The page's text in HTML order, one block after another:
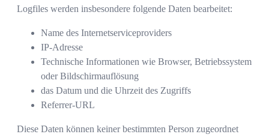
Logfiles werden insbesondere folgende Daten bearbeitet:
Name des Internetserviceproviders
IP-Adresse
Technische Informationen wie Browser, Betriebssystem
oder Bildschirmauflösung
das Datum und die Uhrzeit des Zugriffs
Referrer-URL
Diese Daten können keiner bestimmten Person zugeordnet